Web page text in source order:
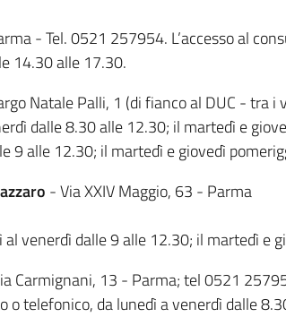
- Tel. 0521 257954. L’accesso al
14.30 alle 17.30.
Natale Palli, 1 (di fianco al DUC - tra
dalle 8.30 alle 12.30; il martedì e
9 alle 12.30; il martedì e giovedì
- Via XXIV Maggio, 63 - Parma
venerdì dalle 9 alle 12.30; il martedì e
Carmignani, 13 - Parma; tel 0521
o telefonico, da lunedì a venerdì dalle